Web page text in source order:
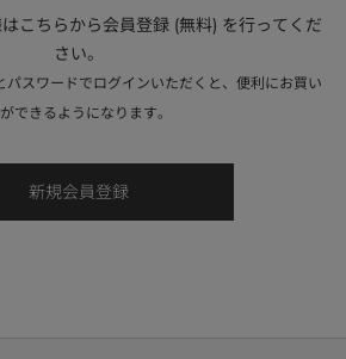
こちらから会員登録 (無料) を行ってくだ
さい。
パスワードでログインいただくと、便利にお買い
できるようになります。